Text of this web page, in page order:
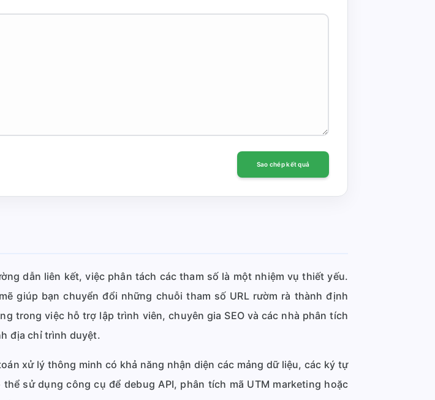
Sao chép kết quả
dẫn liên kết, việc phân tách các tham số là một nhiệm vụ thiết yếu.
giúp bạn chuyển đổi những chuỗi tham số URL rườm rà thành định
trong việc hỗ trợ lập trình viên, chuyên gia SEO và các nhà phân tích
địa chỉ trình duyệt.
xử lý thông minh có khả năng nhận diện các mảng dữ liệu, các ký tự
sử dụng công cụ để debug API, phân tích mã UTM marketing hoặc